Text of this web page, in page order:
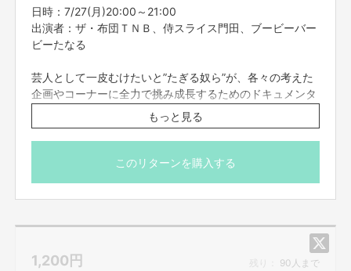
日時：7/27(月)20:00～21:00
出演者：ザ・布団ＴＮＢ、侍スライス門田、ブービーバー
ビーたなる
芸人として一皮むけたいと”たぎる奴ら”が、各々の考えた
企画やコーナーに全力で挑み成長するためのドキュメンタ
リー！！元気にやるぜ！！！
※こちらのリターンは7/23(木)23:59までお買い求め頂け
ってのご注意事項】を必ずご一読ください。
もっと見る
このリターンを購入する
1,200円 残り： 90人まで